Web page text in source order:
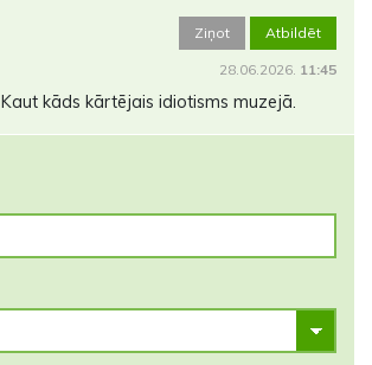
Ziņot Atbildēt
28.06.2026. 11:45
Kaut kāds kārtējais idiotisms muzejā.